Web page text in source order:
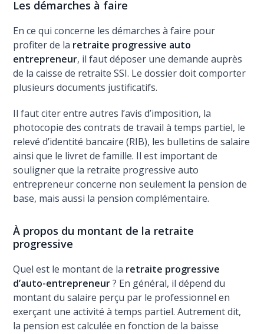
Les démarches à faire
En ce qui concerne les démarches à faire pour
profiter de la retraite progressive auto
entrepreneur, il faut déposer une demande auprès
de la caisse de retraite SSI. Le dossier doit comporter
plusieurs documents justificatifs.
Il faut citer entre autres l’avis d’imposition, la
photocopie des contrats de travail à temps partiel, le
relevé d’identité bancaire (RIB), les bulletins de salaire
ainsi que le livret de famille. Il est important de
souligner que la retraite progressive auto
entrepreneur concerne non seulement la pension de
base, mais aussi la pension complémentaire.
À propos du montant de la retraite
progressive
Quel est le montant de la retraite progressive
d’auto-entrepreneur? En général, il dépend du
montant du salaire perçu par le professionnel en
exerçant une activité à temps partiel. Autrement dit,
la pension est calculée en fonction de la baisse